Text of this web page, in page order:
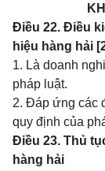
Điều 22. Điều
hiệu hàng hải
1. Là doanh
pháp luật.
2. Đáp ứng các
quy định của
Điều 23. Thủ
hàng hải